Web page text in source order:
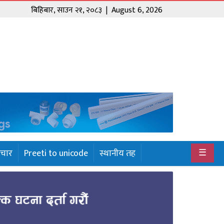
बिहिबार,साउन२१,२०८३ | August 6, 2026
☰
Preeti to unicode स्थानीय तह